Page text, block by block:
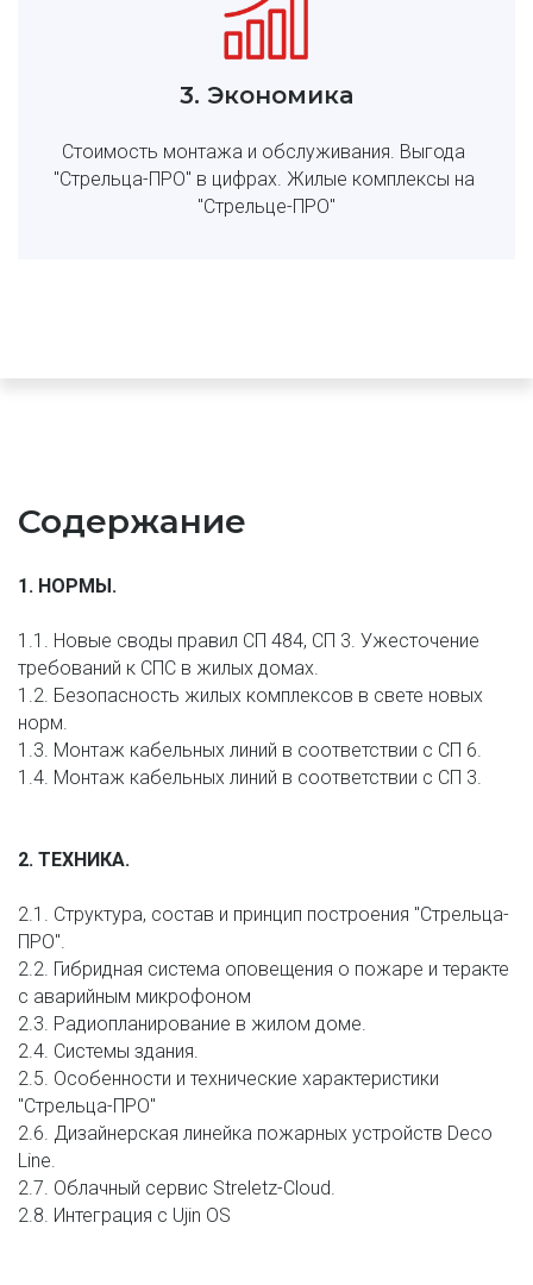
3. Экономика
Стоимость монтажа и обслуживания. Выгода
"Стрельца-ПРО" в цифрах. Жилые комплексы на
"Стрельце-ПРО"
Содержание
1. НОРМЫ.
1.1. Новые своды правил СП 484, СП 3. Ужесточение
требований к СПС в жилых домах.
1.2. Безопасность жилых комплексов в свете новых
норм.
1.3. Монтаж кабельных линий в соответствии с СП 6.
1.4. Монтаж кабельных линий в соответствии с СП 3.
2. ТЕХНИКА.
2.1. Структура, состав и принцип построения "Стрельца-
ПРО".
2.2. Гибридная система оповещения о пожаре и теракте
с аварийным микрофоном
2.3. Радиопланирование в жилом доме.
2.4. Системы здания.
2.5. Особенности и технические характеристики
"Стрельца-ПРО"
2.6. Дизайнерская линейка пожарных устройств Deco
Line.
2.7. Облачный сервис Streletz-Cloud.
2.8. Интеграция с Ujin OS